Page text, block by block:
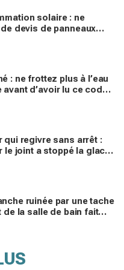
solaire : ne
devis de panneaux
: ne frottez plus à l’eau
avant d’avoir lu ce code
qui regivre sans arrêt :
le joint a stoppé la glace
ruinée par une tache
de la salle de bain fait